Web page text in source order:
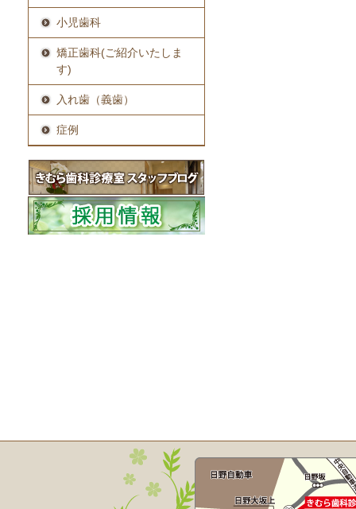
小児歯科
矯正歯科(ご紹介いたしま
す)
入れ歯（義歯）
症例